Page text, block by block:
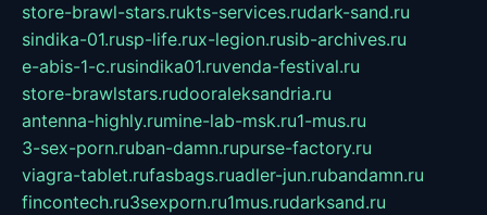
store-brawl-stars.rukts-services.rudark-sand.ru
sindika-01.rusp-life.rux-legion.rusib-archives.ru
e-abis-1-c.rusindika01.ruvenda-festival.ru
store-brawlstars.rudooraleksandria.ru
antenna-highly.rumine-lab-msk.ru1-mus.ru
3-sex-porn.ruban-damn.rupurse-factory.ru
viagra-tablet.rufasbags.ruadler-jun.rubandamn.ru
fincontech.ru3sexporn.ru1mus.rudarksand.ru